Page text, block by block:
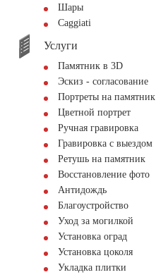
Шары
Сaggiati
Услуги
Памятник в 3D
Эскиз - согласование
Портреты на памятник
Цветной портрет
Ручная гравировка
Гравировка с выездом
Ретушь на памятник
Восстановление фото
Антидождь
Благоустройство
Уход за могилкой
Установка оград
Установка цоколя
Укладка плитки